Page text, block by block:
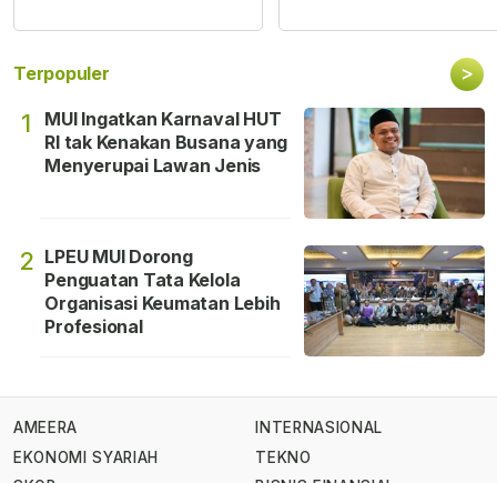
Terpopuler >
1
MUI Ingatkan Karnaval HUT
RI tak Kenakan Busana yang
Menyerupai Lawan Jenis
2 LPEU MUI Dorong
Penguatan Tata Kelola
Organisasi Keumatan Lebih
Profesional
AMEERA
EKONOMI SYARIAH
INTERNASIONAL
TEKNO